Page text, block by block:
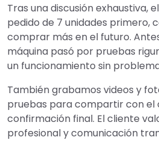
Tras una discusión exhaustiva,
pedido de 7 unidades primero,
comprar más en el futuro.
máquina pasó por pruebas
un funcionamiento sin
También grabamos videos y
pruebas para compartir con el
confirmación final. El cliente
profesional y comunicación